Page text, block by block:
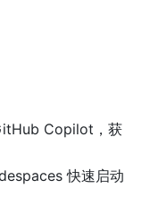
Copilot，获
快速启动